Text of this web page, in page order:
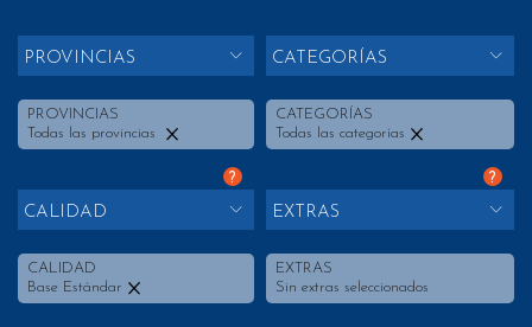
PROVINCIAS
PROVINCIAS
Todas las provincias
CATEGORÍAS
CATEGORÍAS
Todas las categorías
?
CALIDAD
CALIDAD
Base Estándar
?
EXTRAS
EXTRAS
Sin extras seleccionados